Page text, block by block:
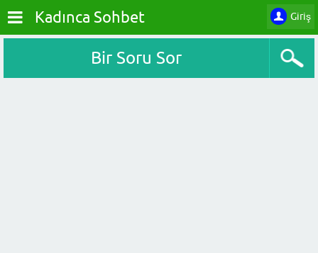
Giriş
Kadınca Sohbet
Bir Soru Sor